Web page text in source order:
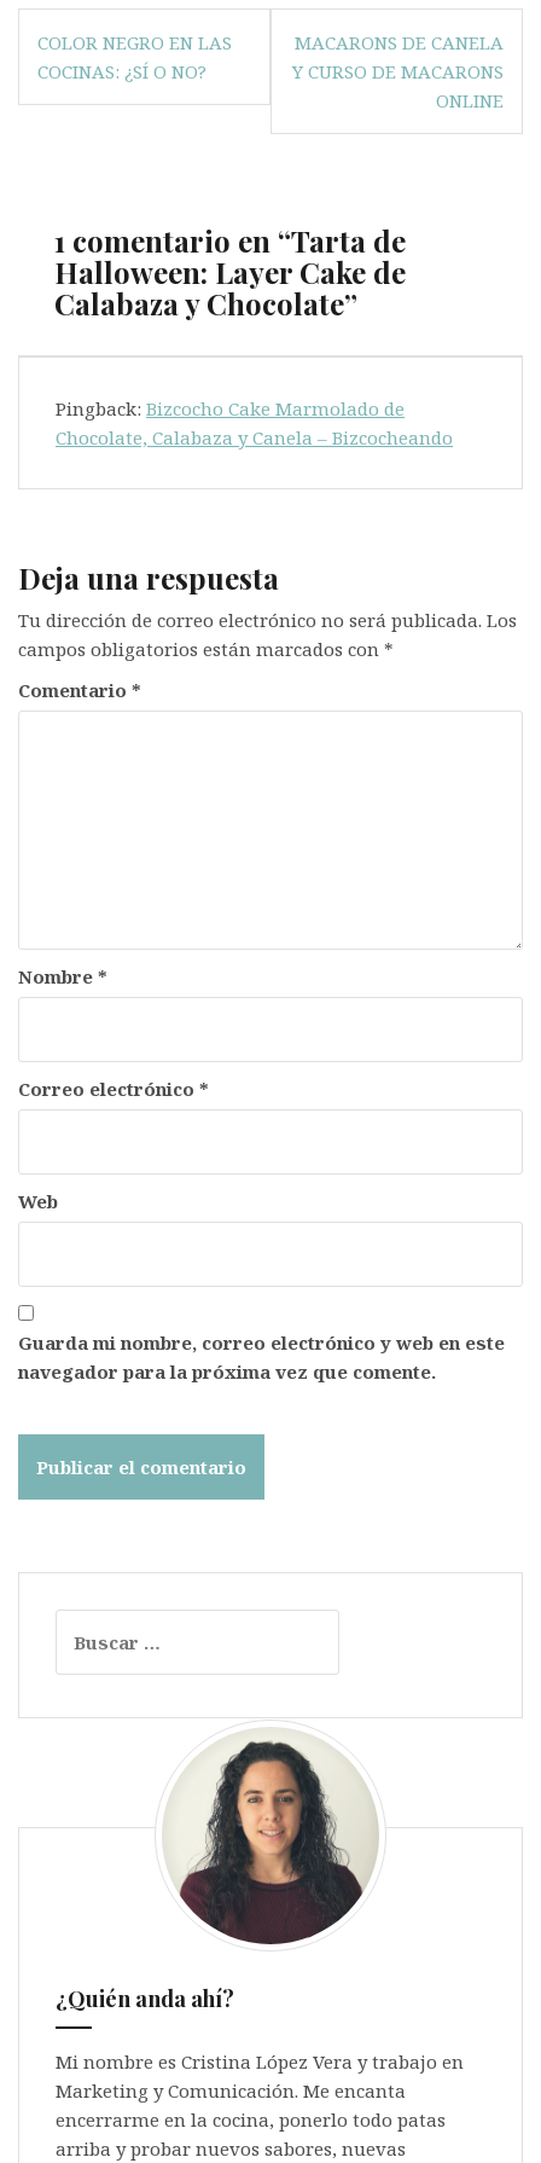
Navegación
de
entradas
COLOR NEGRO EN LAS
COCINAS: ¿SÍ O NO?
MACARONS DE CANELA
Y CURSO DE MACARONS
ONLINE
1 comentario en “Tarta de
Halloween: Layer Cake de
Calabaza y Chocolate”
Pingback: Bizcocho Cake Marmolado de
Chocolate, Calabaza y Canela – Bizcocheando
Deja una respuesta
Tu dirección de correo electrónico no será publicada. Los
campos obligatorios están marcados con *
Comentario *
Nombre *
Correo electrónico *
Web
Guarda mi nombre, correo electrónico y web en este
navegador para la próxima vez que comente.
¿Quién anda ahí?
Mi nombre es Cristina López Vera y trabajo en
Marketing y Comunicación. Me encanta
encerrarme en la cocina, ponerlo todo patas
arriba y probar nuevos sabores, nuevas